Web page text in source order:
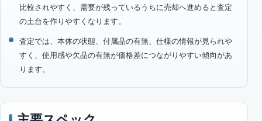
比較されやすく、需要が残っているうちに売却へ進めると査定
の土台を作りやすくなります。
査定では、本体の状態、付属品の有無、仕様の情報が見られや
すく、使用感や欠品の有無が価格差につながりやすい傾向があ
ります。